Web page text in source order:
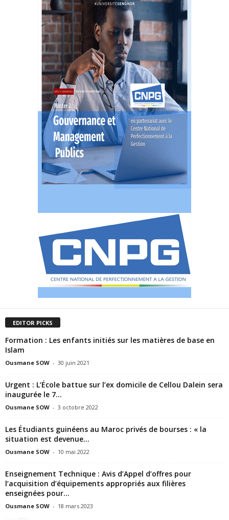
EDITOR PICKS
Formation : Les enfants initiés sur les matières de base en
Islam
Ousmane SOW - 30 juin 2021
Urgent : L’École battue sur l’ex domicile de Cellou Dalein sera
inaugurée le 7...
Ousmane SOW - 3 octobre 2022
Les Étudiants guinéens au Maroc privés de bourses : « la
situation est devenue...
Ousmane SOW - 10 mai 2022
Enseignement Technique : Avis d’Appel d’offres pour
l’acquisition d’équipements appropriés aux filières
enseignées pour...
Ousmane SOW - 18 mars 2023